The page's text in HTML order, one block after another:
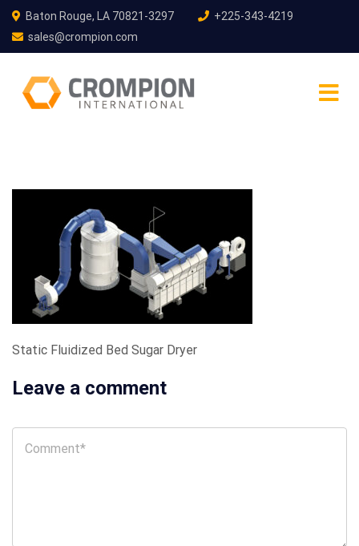
Baton Rouge, LA 70821-3297
+225-343-4219
sales@crompion.com
Static Fluidized Bed Sugar Dryer
Leave a comment